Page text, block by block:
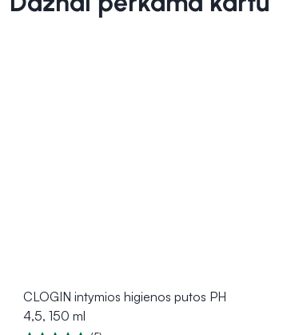
CLOGIN intymios higienos putos PH
4,5, 150 ml